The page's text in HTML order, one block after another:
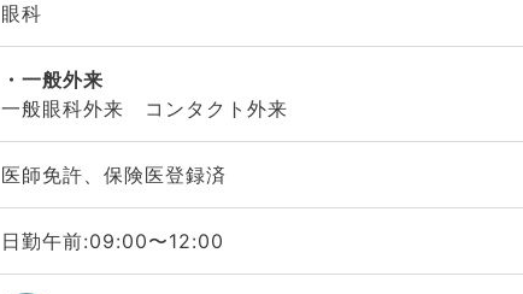
眼科
一般外来
一般眼科外来 コンタクト外来
医師免許、保険医登録済
日勤午前:09:00〜12:00